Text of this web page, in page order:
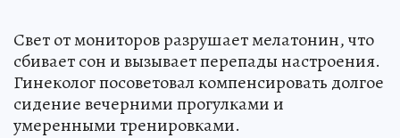
Свет от мониторов разрушает мелатонин, что
сбивает сон и вызывает перепады настроения.
Гинеколог посоветовал компенсировать долгое
сидение вечерними прогулками и
умеренными тренировками.